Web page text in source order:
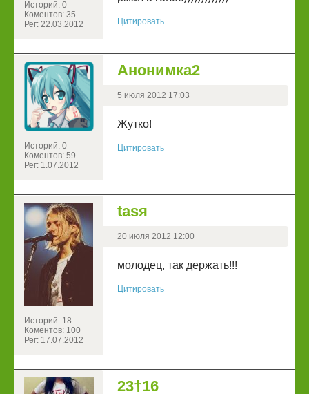
Историй: 0
Коментов: 35
Рег: 22.03.2012
Цитировать
Историй: 0
Коментов: 59
Рег: 1.07.2012
Анонимка2
5 июля 2012 17:03
Жутко!
Цитировать
Историй: 18
Коментов: 100
Рег: 17.07.2012
tasя
20 июля 2012 12:00
молодец, так держать!!!
Цитировать
23†16